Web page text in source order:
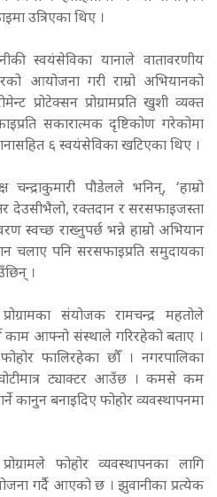
उत्रिएका थिए ।
स्वयंसेविका यानाले वातावरणीय
आयोजना गरी राम्रो अभियानको
प्रोटेक्सन प्रोग्रामप्रति खुशी व्यक्त
सकारात्मक दृष्टिकोण गरेकोमा
६ स्वयंसेविका खटिएका थिए ।
पौडेलले भनिन्, ‘हाम्रो
देउसीभैलो, रक्तदान र सरसफाइजस्ता
स्वच्छ राख्नुपर्छ भन्ने हाम्रो अभियान
चलाए पनि सरसफाइप्रति समुदायका
।
संयोजक रामचन्द्र महतोले
काम आफ्नो संस्थाले गरिरहेको बताए ।
फालिरहेका छौँ । नगरपालिका
ट्याक्टर आउँछ । कमसे कम
कानुन बनाइदिए फोहोर व्यवस्थापनमा
फोहोर व्यवस्थापनका लागि
गर्दै आएको छ । झुवानीका प्रत्येक